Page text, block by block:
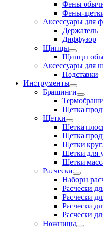
Фены
Фены-
Аксессуары для
Держатель
Диффузор
Щипцы
Щипцы
Аксессуары для
Подставки
Инструменты
Брашинги
Щетка
Щетки
Щетка
Щетка
Щетки
Щетки для
Щетки
Расчески
Наборы
Расчески
Расчески
Расчески
Расчески
Ножницы